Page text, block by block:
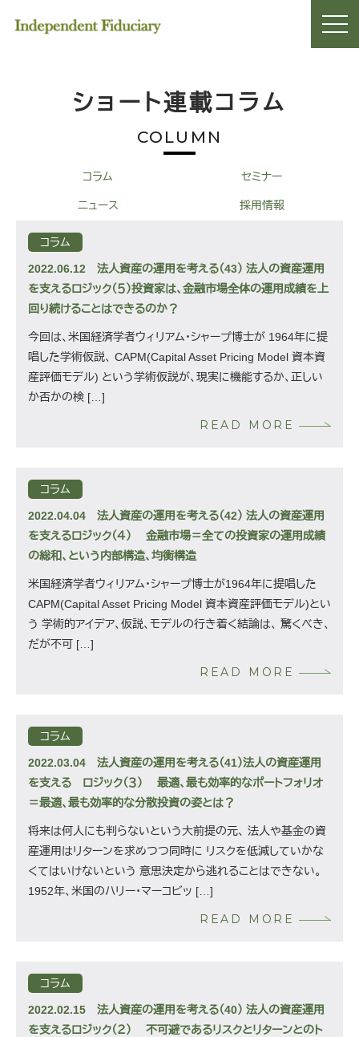
ショート連載コラム
COLUMN
コラム セミナー
ニュース 採用情報
コラム
2022.06.12 法人資産の運用を考える（43） 法人の資産運用
を支えるロジック（５）投資家は、金融市場全体の運用成績を上
回り続けることはできるのか？
今回は、米国経済学者ウィリアム・シャープ博士が 1964年に提
唱した学術仮説、 CAPM(Capital Asset Pricing Model 資本資
産評価モデル) という学術仮説が、現実に機能するか、正しい
か否かの検 […]
READ MORE
コラム
2022.04.04 法人資産の運用を考える（42） 法人の資産運用
を支えるロジック（４） 金融市場＝全ての投資家の運用成績
の総和、という内部構造、均衡構造
米国経済学者ウィリアム・シャープ博士が1964年に提唱した
CAPM(Capital Asset Pricing Model 資本資産評価モデル)とい
う 学術的アイデア、仮説、モデルの行き着く結論は、 驚くべき、
だが不可 […]
READ MORE
コラム
2022.03.04 法人資産の運用を考える（41）法人の資産運用
を支える ロジック（３） 最適、最も効率的なポートフォリオ
＝最適、最も効率的な分散投資の姿とは？
将来は何人にも判らないという大前提の元、 法人や基金の資
産運用はリターンを求めつつ同時に リスクを低減していかな
くてはいけないという 意思決定から逃れることはできない。
1952年、米国のハリー・マーコビッ […]
READ MORE
コラム
2022.02.15 法人資産の運用を考える（40） 法人の資産運用
を支えるロジック（２） 不可避であるリスクとリターンとのト